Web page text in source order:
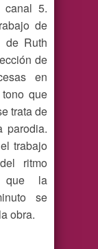
canal 5.
de
de Ruth
de
en
que
trata de
parodia.
trabajo
ritmo
que la
se
obra.